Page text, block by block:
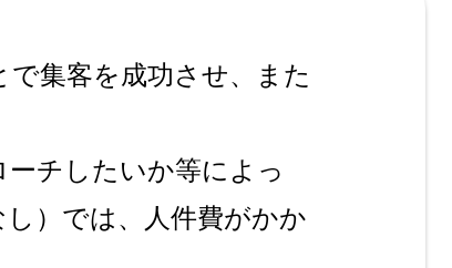
集客を成功させ、また
チしたいか等によっ
）では、人件費がかか